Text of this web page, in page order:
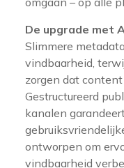
De upgrade met
Slimmere
vindbaarheid,
zorgen dat
Gestructureerd
kanalen
ontworpen om
vindbaarheid